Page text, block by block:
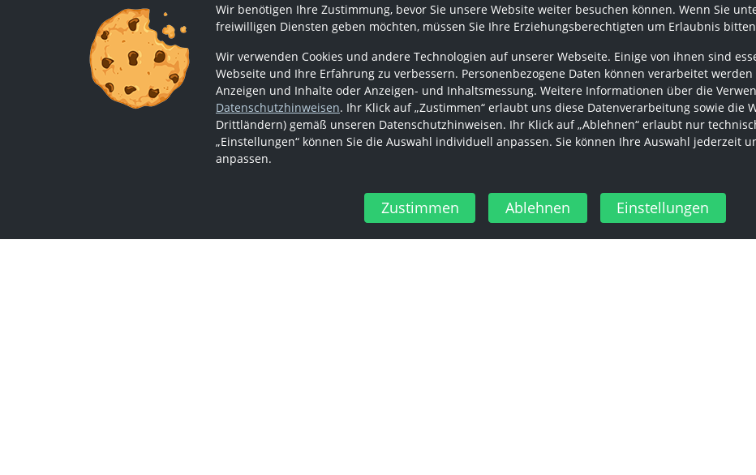
Wir benötigen Ihre Zustimmung, bevor Sie unsere Website weiter besuchen können. Wenn Sie
freiwilligen Diensten geben möchten, müssen Sie Ihre Erziehungsberechtigten um Erlaubnis
Wir verwenden Cookies und andere Technologien auf unserer Webseite. Einige von ihnen sind
Webseite und Ihre Erfahrung zu verbessern. Personenbezogene Daten können verarbeitet werden
Anzeigen und Inhalte oder Anzeigen- und Inhaltsmessung. Weitere Informationen über die
Datenschutzhinweisen. Ihr Klick auf „Zustimmen“ erlaubt uns diese Datenverarbeitung sowie die
Drittländern) gemäß unseren Datenschutzhinweisen. Ihr Klick auf „Ablehnen“ erlaubt nur
„Einstellungen“ können Sie die Auswahl individuell anpassen. Sie können Ihre Auswahl
anpassen.
Zustimmen Ablehnen Einstellungen